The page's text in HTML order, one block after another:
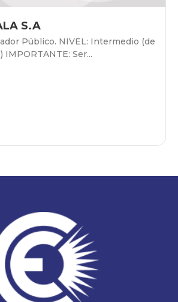
S.A
Público. NIVEL: Intermedio (de
IMPORTANTE: Ser...